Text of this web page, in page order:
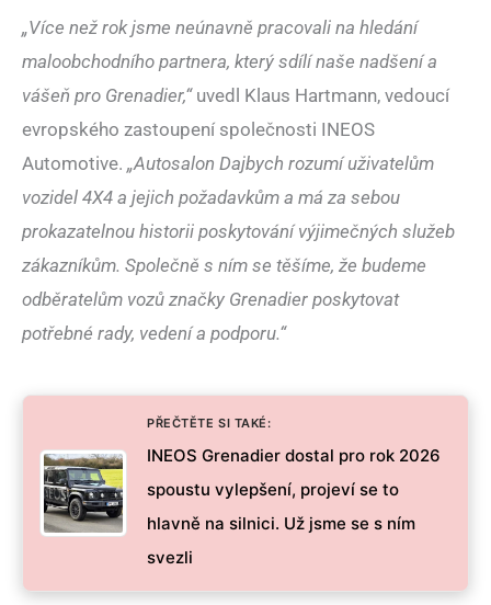
„Více než rok jsme neúnavně pracovali na hledání
maloobchodního partnera, který sdílí naše nadšení a
vášeň pro Grenadier,“uvedl Klaus Hartmann, vedoucí
evropského zastoupení společnosti INEOS
Automotive. „Autosalon Dajbych rozumí uživatelům
vozidel 4X4 a jejich požadavkům a má za sebou
prokazatelnou historii poskytování výjimečných služeb
zákazníkům. Společně s ním se těšíme, že budeme
odběratelům vozů značky Grenadier poskytovat
potřebné rady, vedení a podporu.“
PŘEČTĚTE SI TAKÉ:
INEOS Grenadier dostal pro rok 2026
spoustu vylepšení, projeví se to
hlavně na silnici. Už jsme se s ním
svezli